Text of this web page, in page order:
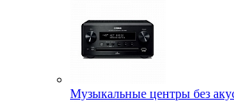
Музыкальные центры без